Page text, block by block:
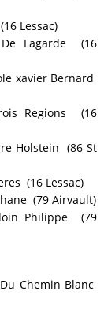
Lessac)
Lagarde (16
xavier Bernard
Regions (16
Holstein (86 St
(16 Lessac)
(79 Airvault)
Philippe (79
Chemin Blanc